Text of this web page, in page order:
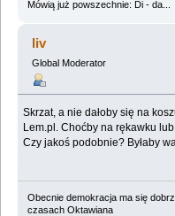
Mówią już powszechnie: Di - da...
liv
Global Moderator
Skrzat, a nie dałoby się na
Lem.pl. Choćby na rękawku
Czy jakoś podobnie? Byłaby
Obecnie demokracja ma się
czasach Oktawiana